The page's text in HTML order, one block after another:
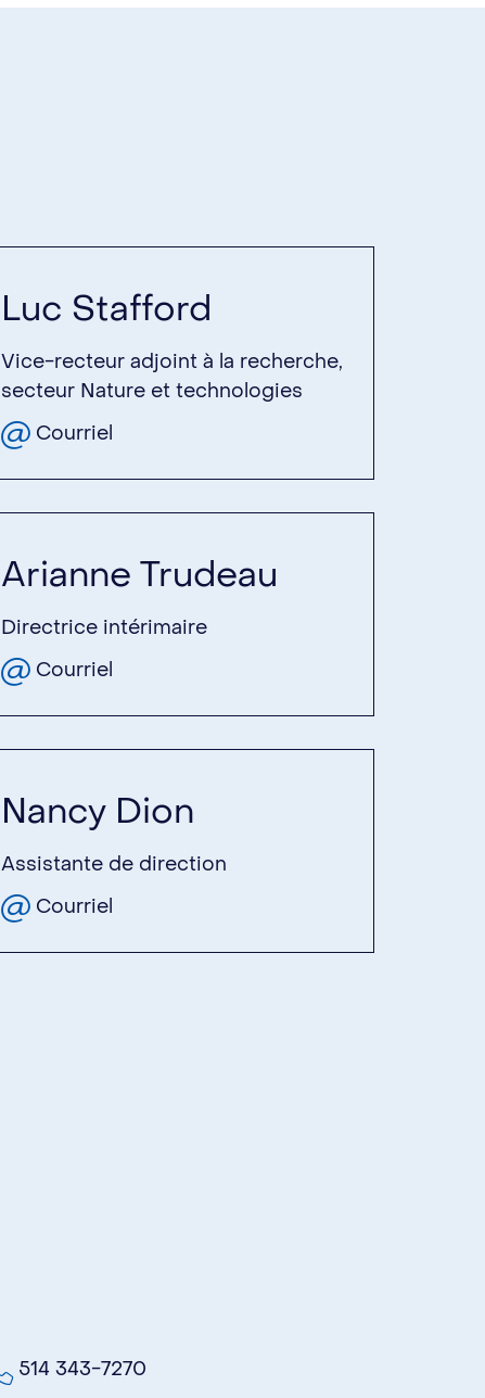
Luc Stafford
Vice-recteur adjoint à la recherche,
secteur Nature et technologies
Courriel
Arianne Trudeau
Directrice intérimaire
Courriel
Nancy Dion
Assistante de direction
Courriel
514 343-7270